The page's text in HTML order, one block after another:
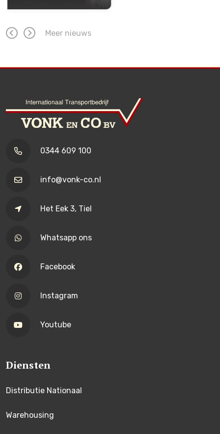
Meer nieuws
0344 609 100
info@vonk-co.nl
Het Eek 3, Tiel
Whatsapp ons
Facebook
Instagram
Youtube
Diensten
Distributie Nationaal
Warehousing